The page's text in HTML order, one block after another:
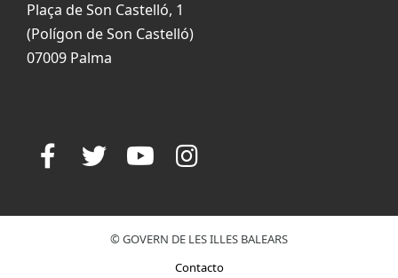
Plaça de Son Castelló, 1
(Polígon de Son Castelló)
07009 Palma
© GOVERN DE LES ILLES BALEARS
Contacto